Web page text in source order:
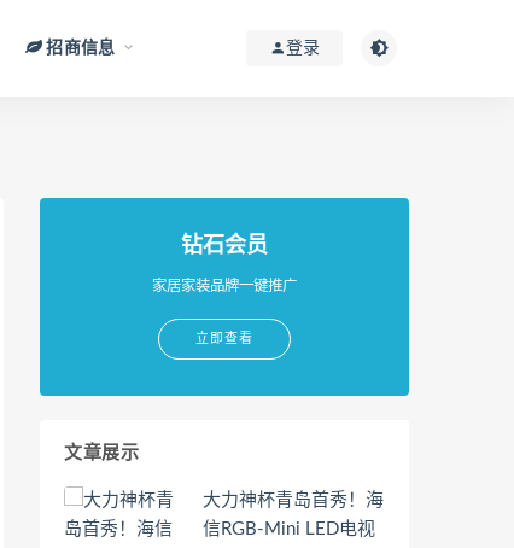
招商信息 登录
钻石会员
家居家装品牌一键推广
立即查看
文章展示
大力神杯青岛首秀！海
信RGB-Mini LED电视